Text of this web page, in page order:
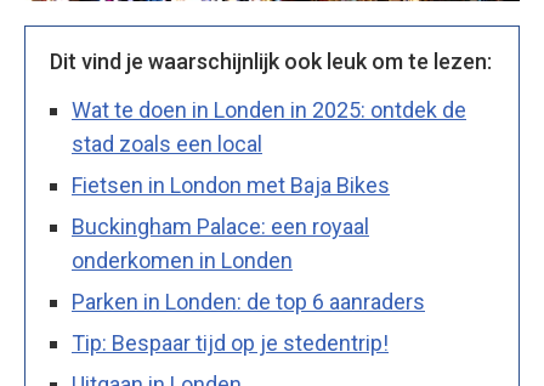
Dit vind je waarschijnlijk ook leuk om te lezen:
Wat te doen in Londen in 2025: ontdek de
stad zoals een local
Fietsen in London met Baja Bikes
Buckingham Palace: een royaal
onderkomen in Londen
Parken in Londen: de top 6 aanraders
Tip: Bespaar tijd op je stedentrip!